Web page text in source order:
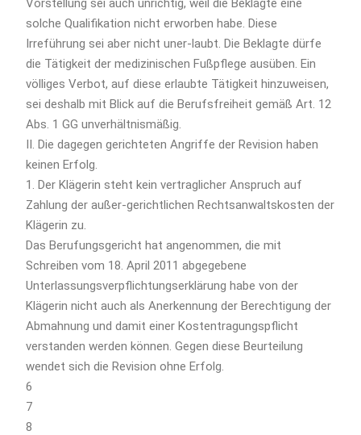
Vorstellung sei auch unrichtig, weil die Beklagte eine
solche Qualifikation nicht erworben habe. Diese
Irreführung sei aber nicht uner-laubt. Die Beklagte dürfe
die Tätigkeit der medizinischen Fußpflege ausüben. Ein
völliges Verbot, auf diese erlaubte Tätigkeit hinzuweisen,
sei deshalb mit Blick auf die Berufsfreiheit gemäß Art. 12
Abs. 1 GG unverhältnismäßig.
II. Die dagegen gerichteten Angriffe der Revision haben
keinen Erfolg.
1. Der Klägerin steht kein vertraglicher Anspruch auf
Zahlung der außer-gerichtlichen Rechtsanwaltskosten der
Klägerin zu.
Das Berufungsgericht hat angenommen, die mit
Schreiben vom 18. April 2011 abgegebene
Unterlassungsverpflichtungserklärung habe von der
Klägerin nicht auch als Anerkennung der Berechtigung der
Abmahnung und damit einer Kostentragungspflicht
verstanden werden können. Gegen diese Beurteilung
wendet sich die Revision ohne Erfolg.
6
7
8